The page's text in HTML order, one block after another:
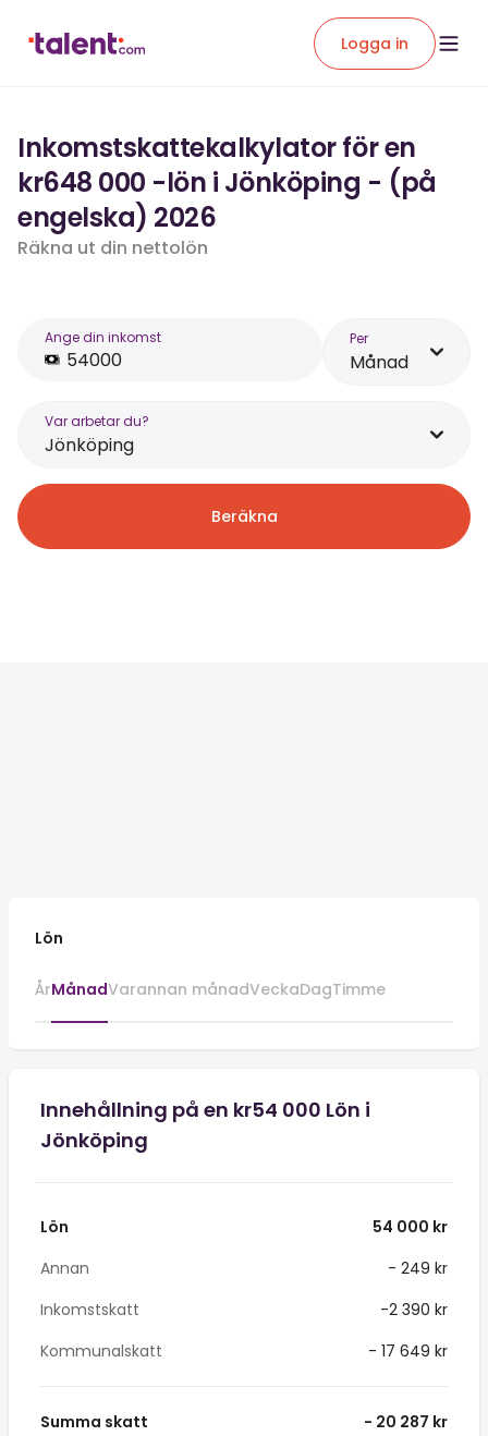
Logga in
Inkomstskattekalkylator för en
kr648 000 -lön i Jönköping - (på
engelska) 2026
Räkna ut din nettolön
Ange din inkomst Per
Månad
Var arbetar du?
Jönköping
Beräkna
Lön
ÅrMånadVarannan månadVeckaDagTimme
Innehållning på en kr54 000 Lön i
Jönköping
Lön
54 000 kr
Annan
- 249 kr
Inkomstskatt
-2 390 kr
Kommunalskatt
- 17 649 kr
Summa skatt - 20 287 kr